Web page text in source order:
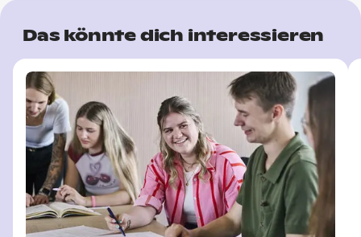
Das könnte dich interessieren